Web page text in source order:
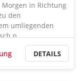
in Richtung
den
umliegenden
n ...
DETAILS